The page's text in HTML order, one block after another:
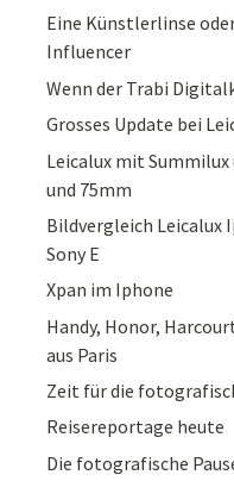
Eine Künstlerlinse
Influencer
Wenn der Trabi
Grosses Update bei
Leicalux mit Summilux
und 75mm
Bildvergleich Leicalux
Sony E
Xpan im Iphone
Handy, Honor,
aus Paris
Zeit für die
Reisereportage heute
Die fotografische